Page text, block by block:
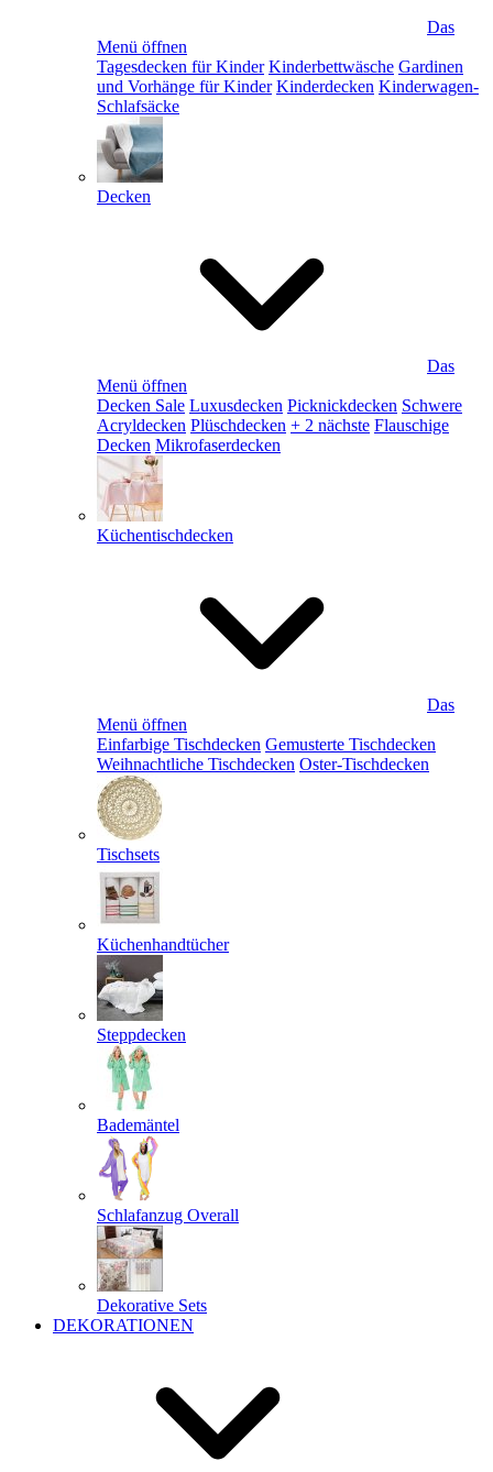
Das
Menü öffnen
Tagesdecken für Kinder Kinderbettwäsche Gardinen
und Vorhänge für Kinder Kinderdecken Kinderwagen-
Schlafsäcke
Decken
Das
Menü öffnen
Decken Sale Luxusdecken Picknickdecken Schwere
Acryldecken Plüschdecken + 2 nächste Flauschige
Decken Mikrofaserdecken
Küchentischdecken
Das
Menü öffnen
Einfarbige Tischdecken Gemusterte Tischdecken
Weihnachtliche Tischdecken Oster-Tischdecken
Tischsets
Küchenhandtücher
Steppdecken
Bademäntel
Schlafanzug Overall
Dekorative Sets
DEKORATIONEN